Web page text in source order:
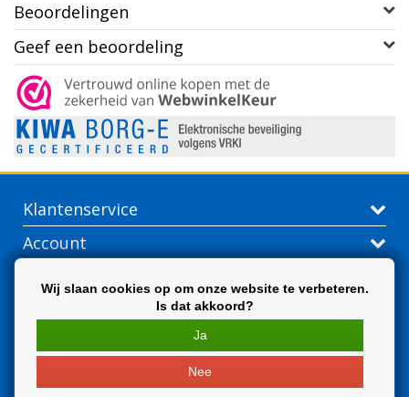
Beoordelingen
Geef een beoordeling
Klantenservice
Account
Wij slaan cookies op om onze website te verbeteren.
Is dat akkoord?
Ja
Nee